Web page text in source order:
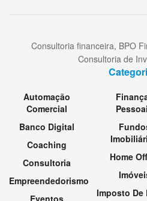
Consultoria financeira, BPO
Consultoria de
Automação
Comercial
Banco Digital
Coaching
Consultoria
Empreendedorismo
Home
Imposto De